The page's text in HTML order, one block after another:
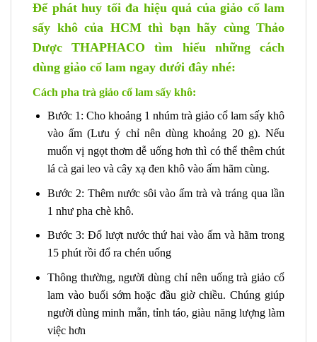
Để phát huy tối đa hiệu quả của giảo cổ lam
sấy khô của HCM thì bạn hãy cùng Thảo
Dược THAPHACO tìm hiểu những cách
dùng giảo cổ lam ngay dưới đây nhé:
Cách pha trà giảo cổ lam sấy khô:
Bước 1: Cho khoảng 1 nhúm trà giảo cổ lam sấy khô
vào ấm (Lưu ý chỉ nên dùng khoảng 20 g). Nếu
muốn vị ngọt thơm dễ uống hơn thì có thể thêm chút
lá cà gai leo và cây xạ đen khô vào ấm hãm cùng.
Bước 2: Thêm nước sôi vào ấm trà và tráng qua lần
1 như pha chè khô.
Bước 3: Đổ lượt nước thứ hai vào ấm và hãm trong
15 phút rồi đổ ra chén uống
Thông thường, người dùng chỉ nên uống trà giảo cổ
lam vào buổi sớm hoặc đầu giờ chiều. Chúng giúp
người dùng minh mẫn, tỉnh táo, giàu năng lượng làm
việc hơn